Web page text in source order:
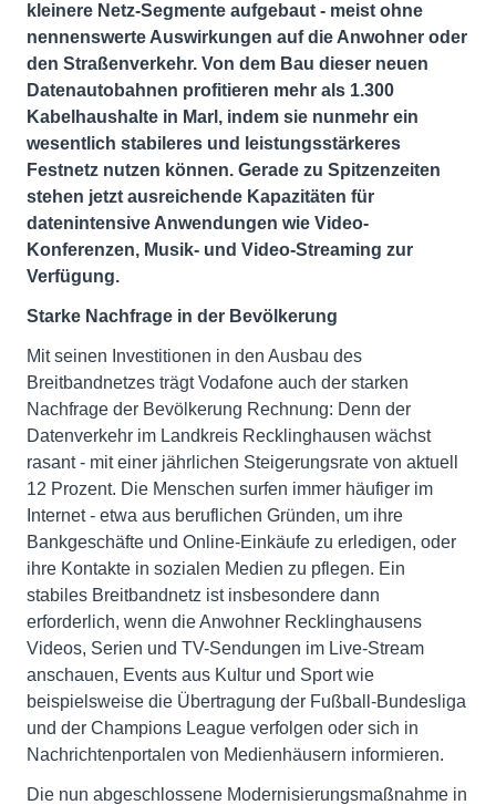
kleinere Netz-Segmente aufgebaut - meist ohne
nennenswerte Auswirkungen auf die Anwohner oder
den Straßenverkehr. Von dem Bau dieser neuen
Datenautobahnen profitieren mehr als 1.300
Kabelhaushalte in Marl, indem sie nunmehr ein
wesentlich stabileres und leistungsstärkeres
Festnetz nutzen können. Gerade zu Spitzenzeiten
stehen jetzt ausreichende Kapazitäten für
datenintensive Anwendungen wie Video-
Konferenzen, Musik- und Video-Streaming zur
Verfügung.
Starke Nachfrage in der Bevölkerung
Mit seinen Investitionen in den Ausbau des
Breitbandnetzes trägt Vodafone auch der starken
Nachfrage der Bevölkerung Rechnung: Denn der
Datenverkehr im Landkreis Recklinghausen wächst
rasant - mit einer jährlichen Steigerungsrate von aktuell
12 Prozent. Die Menschen surfen immer häufiger im
Internet - etwa aus beruflichen Gründen, um ihre
Bankgeschäfte und Online-Einkäufe zu erledigen, oder
ihre Kontakte in sozialen Medien zu pflegen. Ein
stabiles Breitbandnetz ist insbesondere dann
erforderlich, wenn die Anwohner Recklinghausens
Videos, Serien und TV-Sendungen im Live-Stream
anschauen, Events aus Kultur und Sport wie
beispielsweise die Übertragung der Fußball-Bundesliga
und der Champions League verfolgen oder sich in
Nachrichtenportalen von Medienhäusern informieren.
Die nun abgeschlossene Modernisierungsmaßnahme in